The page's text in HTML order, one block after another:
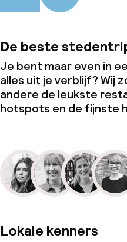
De beste
Je bent maar even in
alles uit je verblijf? Wij
andere de leukste
hotspots en de fijnste
Lokale kenners